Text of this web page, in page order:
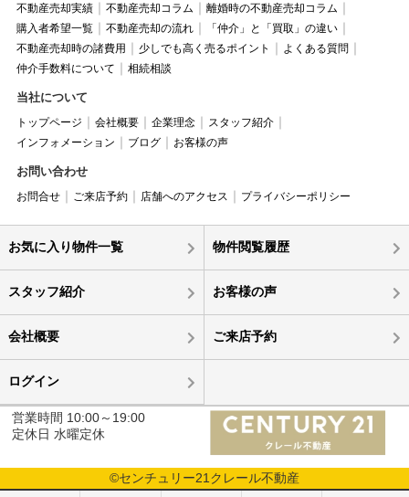
不動産売却実績
不動産売却コラム
離婚時の不動産売却コラム
購入者希望一覧
不動産売却の流れ
「仲介」と「買取」の違い
不動産売却時の諸費用
少しでも高く売るポイント
よくある質問
仲介手数料について
相続相談
当社について
トップページ 会社概要 企業理念
スタッフ紹介
インフォメーション
ブログ お客様の声
お問い合わせ
お問合せ ご来店予約 店舗へのアクセス プライバシーポリシー
お気に入り物件一覧 物件閲覧履歴
スタッフ紹介 お客様の声
会社概要 ご来店予約
ログイン
営業時間 10:00～19:00
定休日 水曜定休
©センチュリー21クレール不動産